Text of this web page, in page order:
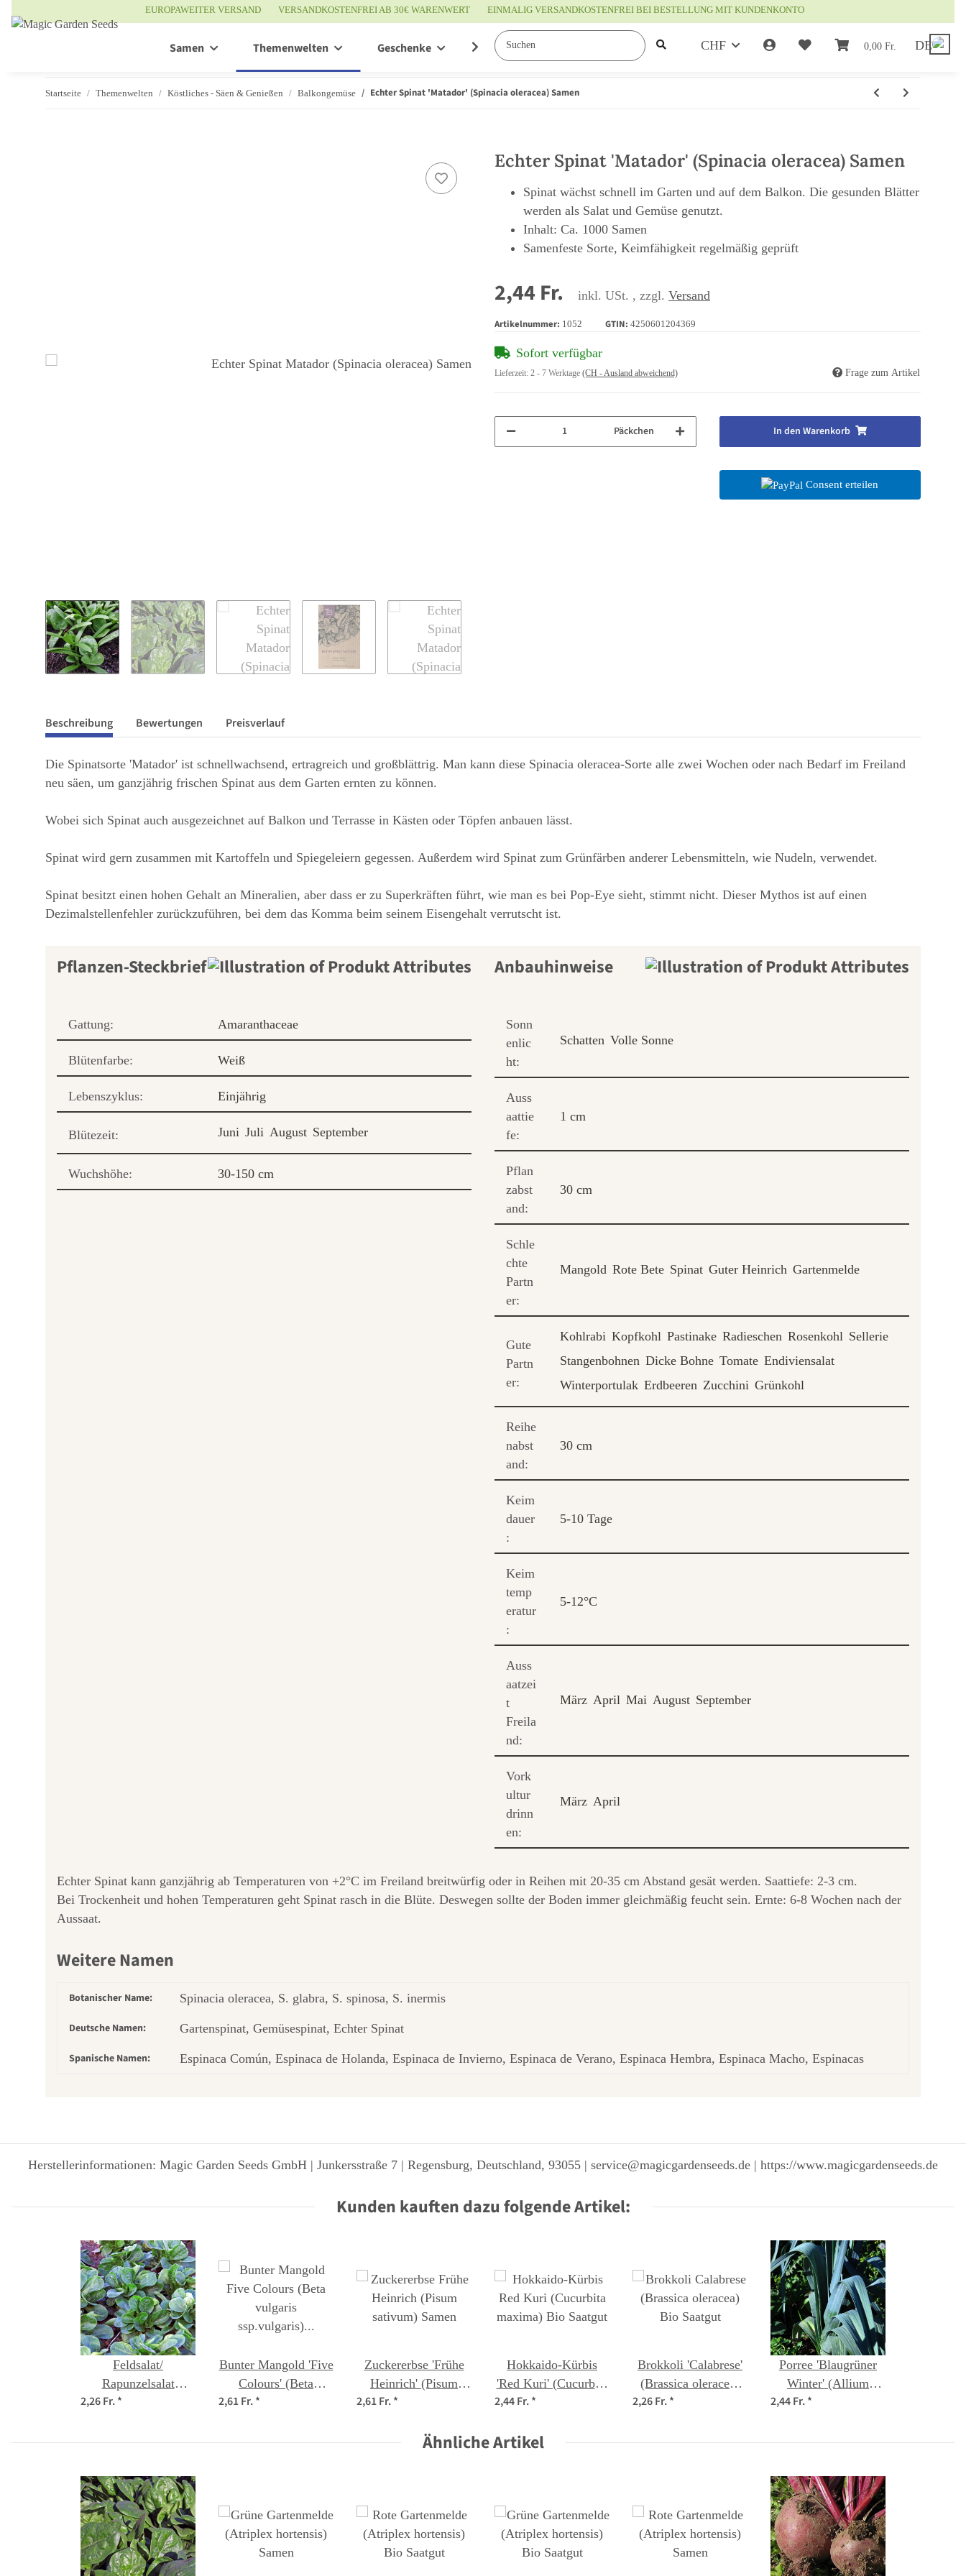
EUROPAWEITER VERSAND VERSANDKOSTENFREI AB 30€ WARENWERT EINMALIG VERSANDKOSTENFREI BEI BESTELLUNG MIT KUNDENKONTO
CHF 0,00 Fr. DE
Samen Themenwelten Geschenke Wissenswertes
Startseite Themenwelten Köstliches - Säen & Genießen Balkongemüse Echter Spinat 'Matador' (Spinacia oleracea) Samen
Echter Spinat 'Matador' (Spinacia oleracea) Samen
Spinat wächst schnell im Garten und auf dem Balkon. Die gesunden Blätter
werden als Salat und Gemüse genutzt.
Inhalt: Ca. 1000 Samen
Samenfeste Sorte, Keimfähigkeit regelmäßig geprüft
2,44 Fr. inkl. USt. , zzgl. Versand
Artikelnummer: 1052 GTIN: 4250601204369
Sofort verfügbar
Lieferzeit: 2 - 7 Werktage (CH - Ausland abweichend) Frage zum Artikel
Päckchen In den Warenkorb
Consent erteilen
Beschreibung Bewertungen Preisverlauf
Die Spinatsorte 'Matador' ist schnellwachsend, ertragreich und großblättrig. Man kann diese Spinacia oleracea-Sorte alle zwei Wochen oder nach Bedarf im Freiland
neu säen, um ganzjährig frischen Spinat aus dem Garten ernten zu können.
Wobei sich Spinat auch ausgezeichnet auf Balkon und Terrasse in Kästen oder Töpfen anbauen lässt.
Spinat wird gern zusammen mit Kartoffeln und Spiegeleiern gegessen. Außerdem wird Spinat zum Grünfärben anderer Lebensmitteln, wie Nudeln, verwendet.
Spinat besitzt einen hohen Gehalt an Mineralien, aber dass er zu Superkräften führt, wie man es bei Pop-Eye sieht, stimmt nicht. Dieser Mythos ist auf einen
Dezimalstellenfehler zurückzuführen, bei dem das Komma beim seinem Eisengehalt verrutscht ist.
Pflanzen-Steckbrief
Gattung: Amaranthaceae
Blütenfarbe: Weiß
Lebenszyklus: Einjährig
Blütezeit: Juni Juli August September
Wuchshöhe: 30-150 cm
Anbauhinweise
Sonn
enlic
ht:
Schatten Volle Sonne
Auss
aattie
fe:
1 cm
Pflan
zabst
and:
30 cm
Schle
chte
Partn
er:
Mangold Rote Bete Spinat Guter Heinrich Gartenmelde
Gute
Partn
er:
Kohlrabi Kopfkohl Pastinake Radieschen Rosenkohl Sellerie
Stangenbohnen Dicke Bohne Tomate Endiviensalat
Winterportulak Erdbeeren Zucchini Grünkohl
Reihe
nabst
and:
30 cm
Keim
dauer
:
5-10 Tage
Keim
temp
eratur
:
5-12°C
Auss
aatzei
t
Freila
nd:
März April Mai August September
Vork
ultur
drinn
en:
März April
Echter Spinat kann ganzjährig ab Temperaturen von +2°C im Freiland breitwürfig oder in Reihen mit 20-35 cm Abstand gesät werden. Saattiefe: 2-3 cm.
Bei Trockenheit und hohen Temperaturen geht Spinat rasch in die Blüte. Deswegen sollte der Boden immer gleichmäßig feucht sein. Ernte: 6-8 Wochen nach der
Aussaat.
Weitere Namen
Botanischer Name: Spinacia oleracea, S. glabra, S. spinosa, S. inermis
Deutsche Namen: Gartenspinat, Gemüsespinat, Echter Spinat
Spanische Namen: Espinaca Común, Espinaca de Holanda, Espinaca de Invierno, Espinaca de Verano, Espinaca Hembra, Espinaca Macho, Espinacas
Herstellerinformationen: Magic Garden Seeds GmbH | Junkersstraße 7 | Regensburg, Deutschland, 93055 | service@magicgardenseeds.de | https://www.magicgardenseeds.de
Kunden kauften dazu folgende Artikel:
Feldsalat/
Rapunzelsalat
'Dunkelgrüner
(Valerianella locusta)
2,26 Fr.*
Bunter Mangold 'Five
Colours' (Beta
vulgaris ssp.vulgaris)
2,61 Fr.*
Zuckererbse 'Frühe
Heinrich' (Pisum
sativum) Samen
2,61 Fr.*
Hokkaido-Kürbis
'Red Kuri' (Cucurbita
maxima) Bio Saatgut
2,44 Fr.*
Brokkoli 'Calabrese'
(Brassica oleracea)
Bio Saatgut
2,26 Fr.*
Porree 'Blaugrüner
Winter' (Allium
porrum) Bio Saatgut
2,44 Fr.*
Ähnliche Artikel